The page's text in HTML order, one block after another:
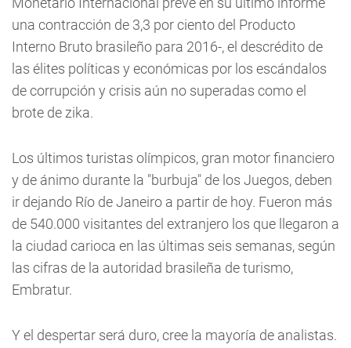
una contracción de 3,3 por ciento del Producto
Interno Bruto brasileño para 2016-, el descrédito de
las élites políticas y económicas por los escándalos
de corrupción y crisis aún no superadas como el
brote de zika.
Los últimos turistas olímpicos, gran motor financiero
y de ánimo durante la "burbuja" de los Juegos, deben
ir dejando Río de Janeiro a partir de hoy. Fueron más
de 540.000 visitantes del extranjero los que llegaron a
la ciudad carioca en las últimas seis semanas, según
las cifras de la autoridad brasileña de turismo,
Embratur.
Y el despertar será duro, cree la mayoría de analistas.